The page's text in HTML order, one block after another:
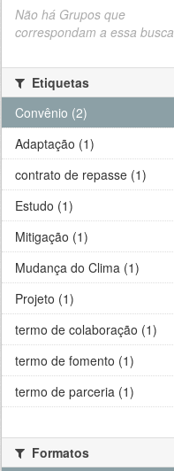
Não há Grupos que
correspondam a essa busca
Etiquetas
Convênio (2)
Adaptação (1)
contrato de repasse (1)
Estudo (1)
Mitigação (1)
Mudança do Clima (1)
Projeto (1)
termo de colaboração (1)
termo de fomento (1)
termo de parceria (1)
Formatos